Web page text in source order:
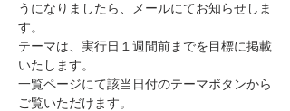
うになりましたら、メールにてお知らせしま
す。
テーマは、実行日１週間前までを目標に掲載
いたします。
一覧ページにて該当日付のテーマボタンから
ご覧いただけます。